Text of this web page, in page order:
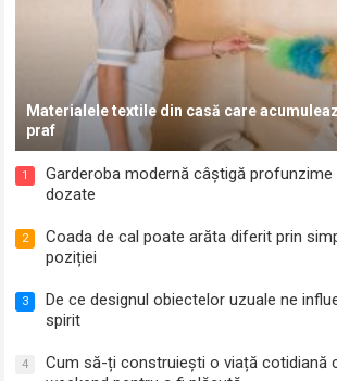
Materialele textile din casă care
praf
1
Garderoba modernă câștigă
dozate
2
Coada de cal poate arăta diferit prin
poziției
3
De ce designul obiectelor uzuale ne
spirit
4
Cum să-ți construiești o viață cotidiană